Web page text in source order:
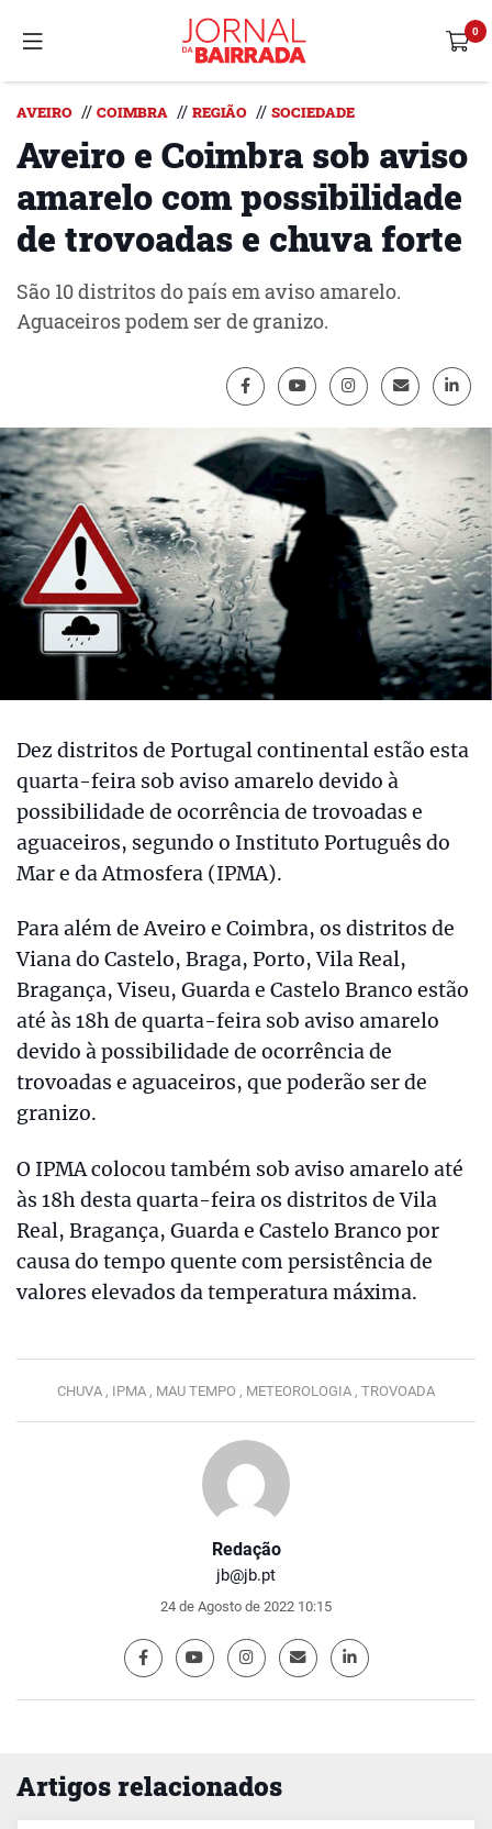
Redação
jb@jb.pt
24 de Agosto de 2022 10:15
AVEIRO // COIMBRA // REGIÃO // SOCIEDADE
Aveiro e Coimbra sob aviso
amarelo com possibilidade
de trovoadas e chuva forte
São 10 distritos do país em aviso amarelo.
Aguaceiros podem ser de granizo.
Dez distritos de Portugal continental estão esta
quarta-feira sob aviso amarelo devido à
possibilidade de ocorrência de trovoadas e
aguaceiros, segundo o Instituto Português do
Mar e da Atmosfera (IPMA).
Para além de Aveiro e Coimbra, os distritos de
Viana do Castelo, Braga, Porto, Vila Real,
Bragança, Viseu, Guarda e Castelo Branco estão
até às 18h de quarta-feira sob aviso amarelo
devido à possibilidade de ocorrência de
trovoadas e aguaceiros, que poderão ser de
granizo.
O IPMA colocou também sob aviso amarelo até
às 18h desta quarta-feira os distritos de Vila
Real, Bragança, Guarda e Castelo Branco por
causa do tempo quente com persistência de
valores elevados da temperatura máxima.
CHUVA , IPMA , MAU TEMPO , METEOROLOGIA , TROVOADA
Artigos relacionados